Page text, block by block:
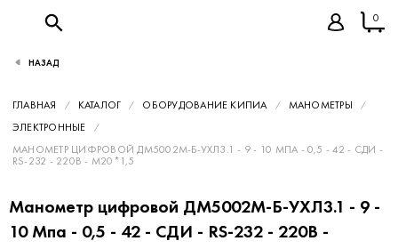
0
ГЛАВНАЯ КАТАЛОГ ОБОРУДОВАНИЕ КИПИА
МАНОМЕТРЫ
ЭЛЕКТРОННЫЕ
МАНОМЕТР ЦИФРОВОЙ ДМ5002М-Б-УХЛ3.1 - 9 - 10 МПА - 0,5 - 42 - СДИ -
RS-232 - 220В - М20*1,5
Манометр цифровой ДМ5002М-Б-УХЛ3.1 - 9 -
10 Мпа - 0,5 - 42 - СДИ - RS-232 - 220В -
НАЗАД